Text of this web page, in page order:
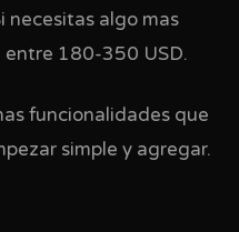
necesitas algo mas
entre 180-350 USD.
funcionalidades que
simple y agregar.